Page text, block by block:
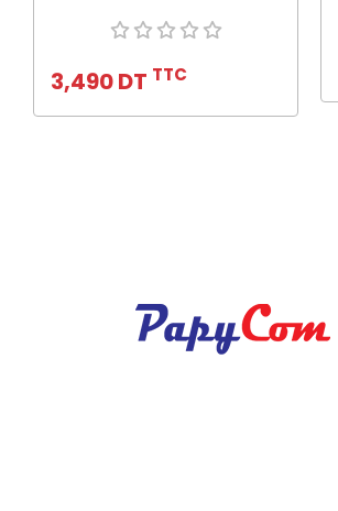
3,490 DT TTC
Ajouter au panier